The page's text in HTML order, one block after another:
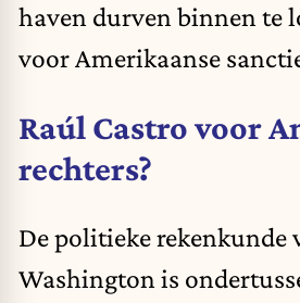
haven durven binnen te
voor Amerikaanse
Raúl Castro voor
rechters?
De politieke rekenkunde
Washington is